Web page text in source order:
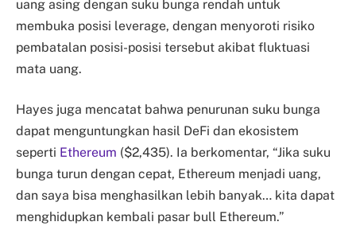
uang asing dengan suku bunga rendah untuk
membuka posisi leverage, dengan menyoroti risiko
pembatalan posisi-posisi tersebut akibat fluktuasi
mata uang.
Hayes juga mencatat bahwa penurunan suku bunga
dapat menguntungkan hasil DeFi dan ekosistem
seperti Ethereum ($2,435). Ia berkomentar, “Jika suku
bunga turun dengan cepat, Ethereum menjadi uang,
dan saya bisa menghasilkan lebih banyak… kita dapat
menghidupkan kembali pasar bull Ethereum.”